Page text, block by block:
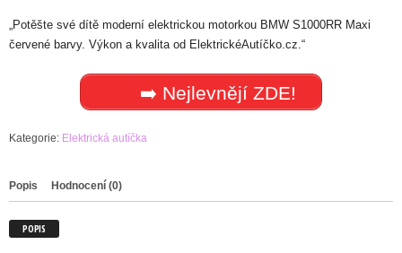
„Potěšte své dítě moderní elektrickou motorkou BMW S1000RR Maxi
červené barvy. Výkon a kvalita od ElektrickéAutíčko.cz.“
➡️ Nejlevnějí ZDE!
Kategorie: Elektrická autíčka
Popis Hodnocení (0)
POPIS